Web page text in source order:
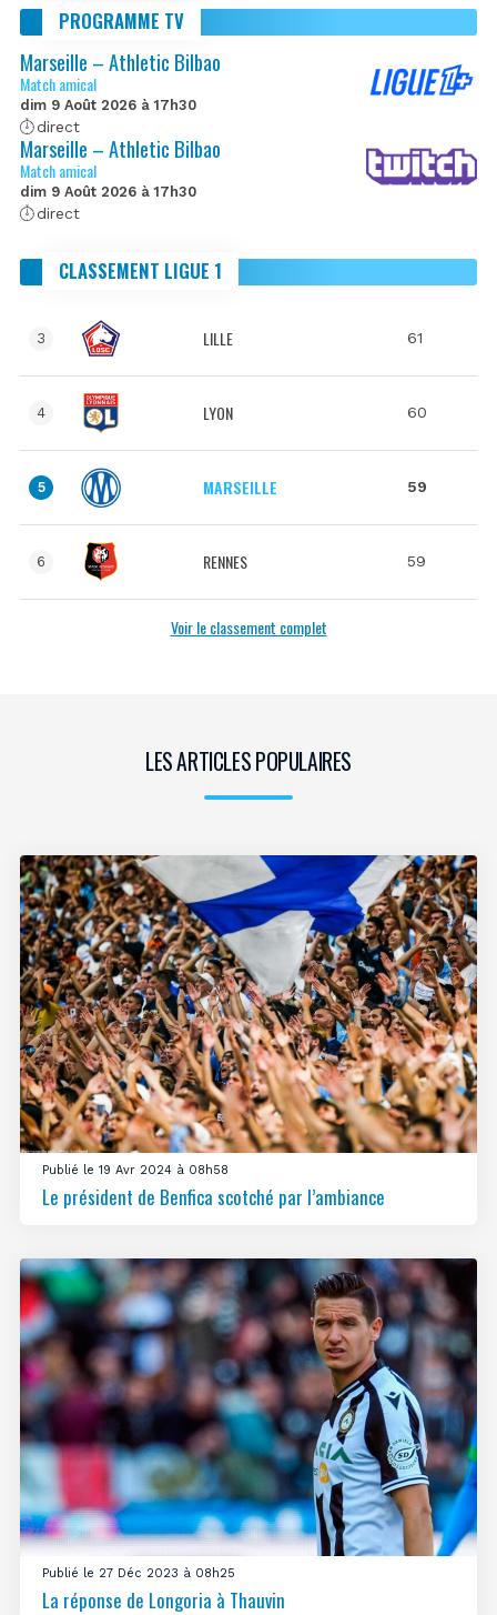
PROGRAMME TV
Marseille – Athletic Bilbao
Match amical
dim 9 Août 2026 à 17h30
direct
Marseille – Athletic Bilbao
Match amical
dim 9 Août 2026 à 17h30
direct
CLASSEMENT LIGUE 1
3 LILLE 61
4 LYON 60
5 MARSEILLE 59
6 RENNES 59
Voir le classement complet
LES ARTICLES POPULAIRES
Publié le 19 Avr 2024 à 08h58
Le président de Benfica scotché par l’ambiance
Publié le 27 Déc 2023 à 08h25
La réponse de Longoria à Thauvin